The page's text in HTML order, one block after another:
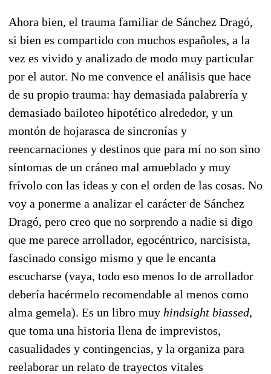
Ahora bien, el trauma familiar de Sánchez Dragó,
si bien es compartido con muchos españoles, a la
vez es vivido y analizado de modo muy particular
por el autor. No me convence el análisis que hace
de su propio trauma: hay demasiada palabrería y
demasiado bailoteo hipotético alrededor, y un
montón de hojarasca de sincronías y
reencarnaciones y destinos que para mí no son sino
síntomas de un cráneo mal amueblado y muy
frívolo con las ideas y con el orden de las cosas. No
voy a ponerme a analizar el carácter de Sánchez
Dragó, pero creo que no sorprendo a nadie si digo
que me parece arrollador, egocéntrico, narcisista,
fascinado consigo mismo y que le encanta
escucharse (vaya, todo eso menos lo de arrollador
debería hacérmelo recomendable al menos como
alma gemela). Es un libro muy hindsight biassed,
que toma una historia llena de imprevistos,
casualidades y contingencias, y la organiza para
reelaborar un relato de trayectos vitales